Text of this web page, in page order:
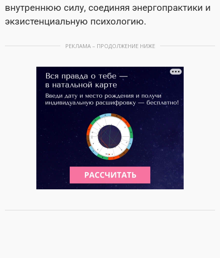
внутреннюю силу, соединяя энергопрактики и
экзистенциальную психологию.
РЕКЛАМА – ПРОДОЛЖЕНИЕ НИЖЕ